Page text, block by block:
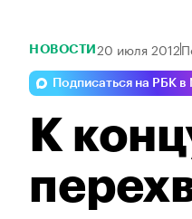
НОВОСТИ 20 июля 2012
Подписаться на РБК в
К